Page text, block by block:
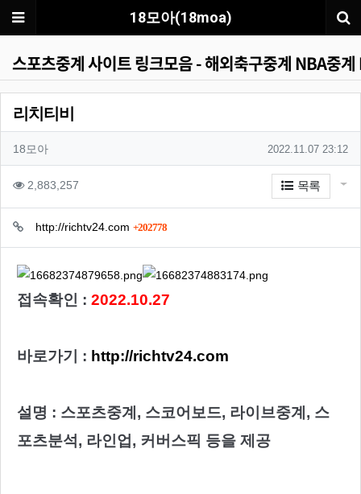
메뉴 18모아(18moa)
스포츠중계 사이트 링크모음 - 해외축구중계 NBA중
리치티비
작성자 정보
작성자
18모아 작성일
2022.11.07 23:12
컨텐츠 정보
조회2,883,257 목록 게
관련자료
http://richtv24.com 202778회 연결
본문
접속확인 : 2022.10.27
바로가기 : http://richtv24.com
설명 : 스포츠중계, 스코어보드, 라이브중계, 스
포츠분석, 라인업, 커버스픽 등을 제공